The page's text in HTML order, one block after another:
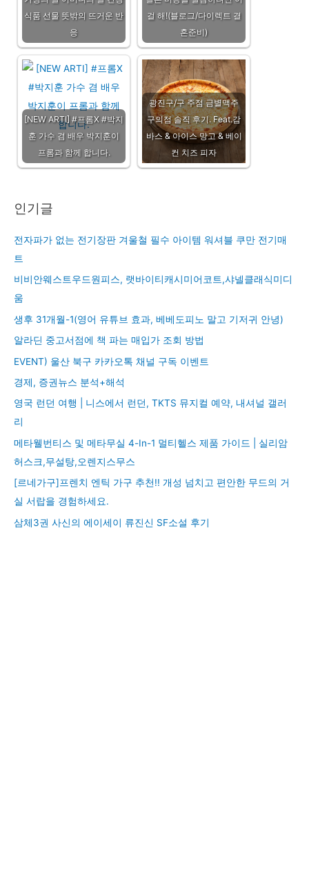
식품 선물 뜻밖의 뜨거운 반
응
걸 해!(블로그/다이렉트 결
혼준비)
[NEW ARTI] #프롬X #박지
훈 가수 겸 배우 박지훈이
프롬과 함께 합니다.
광진구/구 주점 금별맥주
구의점 솔직 후기. Feat.감
바스 & 아이스 망고 & 베이
컨 치즈 피자
인기글
전자파가 없는 전기장판 겨울철 필수 아이템 워셔블 쿠만 전기매
트
비비안웨스트우드원피스, 랫바이티캐시미어코트,샤넬클래식미디
움
생후 31개월-1(영어 유튜브 효과, 베베도피노 말고 기저귀 안녕)
알라딘 중고서점에 책 파는 매입가 조회 방법
EVENT) 울산 북구 카카오톡 채널 구독 이벤트
경제, 증권뉴스 분석+해석
영국 런던 여행 | 니스에서 런던, TKTS 뮤지컬 예약, 내셔널 갤러
리
메타웰번티스 및 메타무실 4-In-1 멀티헬스 제품 가이드 | 실리암
허스크,무설탕,오렌지스무스
[르네가구]프렌치 엔틱 가구 추천!! 개성 넘치고 편안한 무드의 거
실 서랍을 경험하세요.
삼체3권 사신의 에이세이 류진신 SF소설 후기